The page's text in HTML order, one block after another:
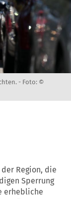
- Foto: ©
Region, die
Sperrung
erhebliche